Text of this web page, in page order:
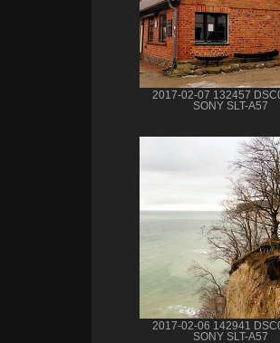
2017-02-07 132457
SONY SLT-A57
2017-02-06 142941
SONY SLT-A57